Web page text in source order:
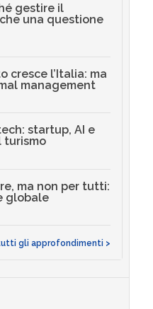
gestire il
una questione
cresce l’Italia: ma
management
startup, AI e
turismo
ma non per tutti:
globale
gli approfondimenti >